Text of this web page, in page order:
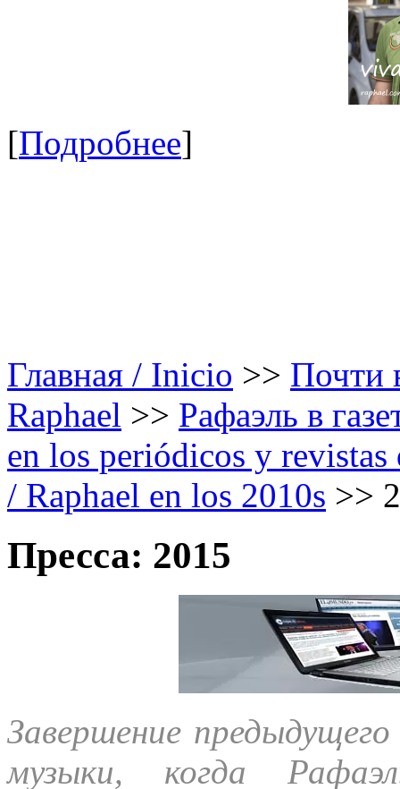
[Подробнее]
Главная / Inicio >> Почти
Raphael >> Рафаэль в
en los periódicos y
/ Raphael en los 2010s >>
Пресса: 2015
Завершение
музыки, когда